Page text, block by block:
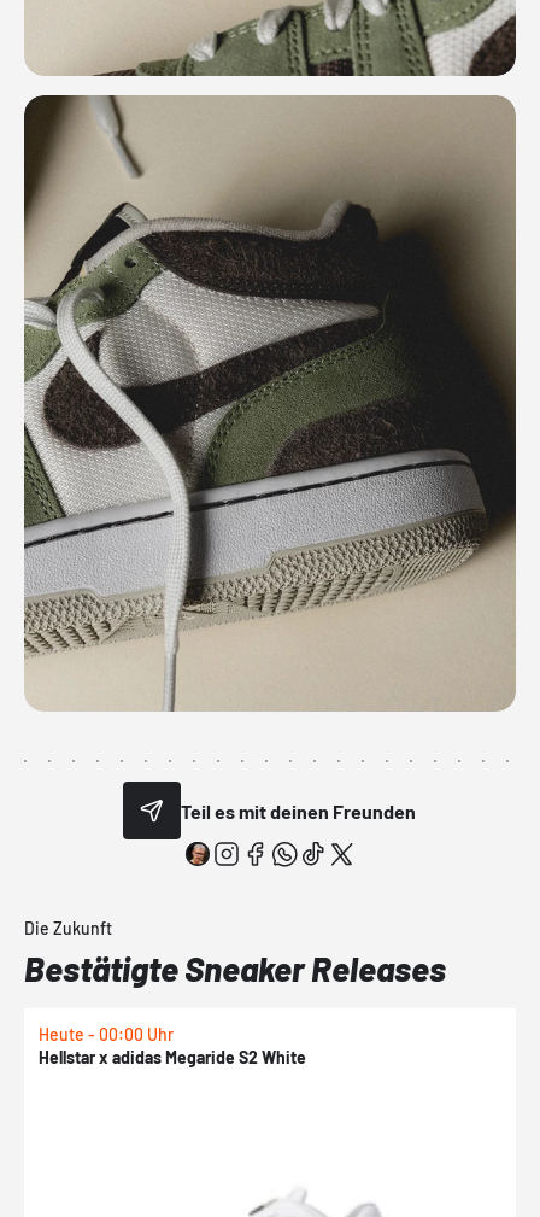
Teil es mit deinen Freunden
Die Zukunft
Bestätigte Sneaker Releases
Heute - 00:00 Uhr
Hellstar x adidas Megaride S2 White